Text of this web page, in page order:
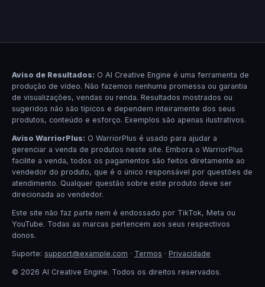
Aviso de Resultados: O AI Creative Engine é uma ferramenta de
produção de vídeo. Não fazemos nenhuma promessa ou garantia
de visualizações, vendas ou renda. Resultados mostrados ou
sugeridos não são típicos e dependem inteiramente dos seus
produtos, conteúdo e esforço. Exemplos são apenas ilustrativos.
Aviso WarriorPlus: O WarriorPlus é usado para ajudar a
gerenciar a venda de produtos neste site. Embora o WarriorPlus
facilite a venda, todos os pagamentos são feitos diretamente ao
vendedor do produto, que é o único responsável por questões de
atendimento. Qualquer questão sobre este produto deve ser
direcionada ao vendedor.
Este site não faz parte nem é endossado por TikTok, Meta ou
YouTube. Todas as marcas pertencem aos seus respectivos
donos.
Suporte: support@example.com · Termos · Privacidade
© 2026 AI Creative Engine. Todos os direitos reservados.